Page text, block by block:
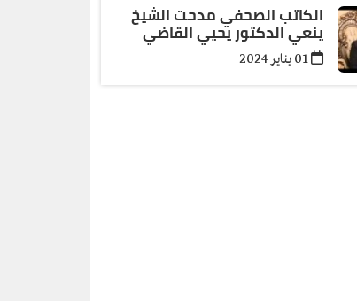
الكاتب الصحفي مدحت الشيخ
ينعي الدكتور يحيي القاضي